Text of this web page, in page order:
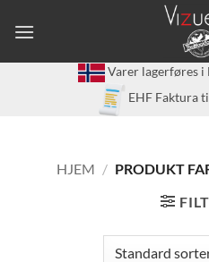
Varer lagerføres i
EHF Faktura
HJEM / PRODUKT